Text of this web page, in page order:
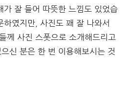
가 잘 들어 따뜻한 느낌도 있었습
하였지만, 사진도 꽤 잘 나와서
께 사진 스폿으로 소개해드리고
신 분은 한 번 이용해보시는 것